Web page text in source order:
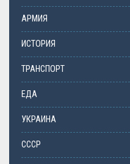
АРМИЯ
ИСТОРИЯ
ТРАНСПОРТ
ЕДА
УКРАИНА
СССР